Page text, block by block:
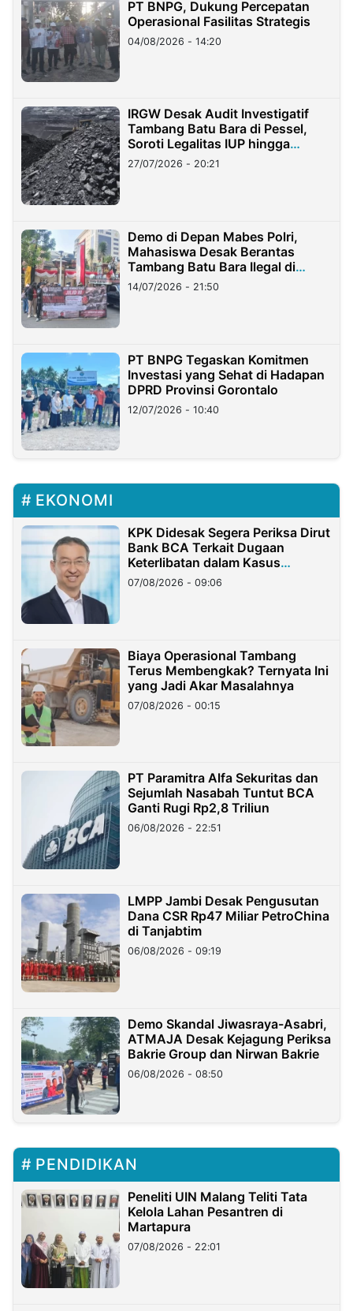
PT BNPG, Dukung Percepatan
Operasional Fasilitas Strategis
04/08/2026 - 14:20
IRGW Desak Audit Investigatif
Tambang Batu Bara di Pessel,
Soroti Legalitas IUP hingga
Stockpile
27/07/2026 - 20:21
Demo di Depan Mabes Polri,
Mahasiswa Desak Berantas
Tambang Batu Bara Ilegal di
Lampung
14/07/2026 - 21:50
PT BNPG Tegaskan Komitmen
Investasi yang Sehat di Hadapan
DPRD Provinsi Gorontalo
12/07/2026 - 10:40
EKONOMI
KPK Didesak Segera Periksa Dirut
Bank BCA Terkait Dugaan
Keterlibatan dalam Kasus
Hilangnya Dana Nasabah Rp2,58
Miliar
07/08/2026 - 09:06
Biaya Operasional Tambang
Terus Membengkak? Ternyata Ini
yang Jadi Akar Masalahnya
07/08/2026 - 00:15
PT Paramitra Alfa Sekuritas dan
Sejumlah Nasabah Tuntut BCA
Ganti Rugi Rp2,8 Triliun
06/08/2026 - 22:51
LMPP Jambi Desak Pengusutan
Dana CSR Rp47 Miliar PetroChina
di Tanjabtim
06/08/2026 - 09:19
Demo Skandal Jiwasraya-Asabri,
ATMAJA Desak Kejagung Periksa
Bakrie Group dan Nirwan Bakrie
06/08/2026 - 08:50
PENDIDIKAN
Peneliti UIN Malang Teliti Tata
Kelola Lahan Pesantren di
Martapura
07/08/2026 - 22:01